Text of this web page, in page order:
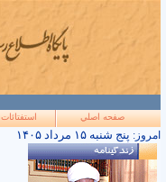
صفحه اصلي استفتائات
امروز: ۱۴۰۵ پنج شنبه ۱۵ مرداد